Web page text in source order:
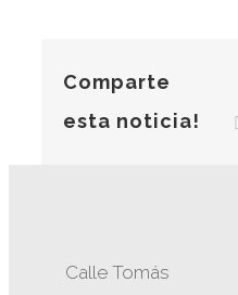
Comparte
esta noticia!
Calle Tomás